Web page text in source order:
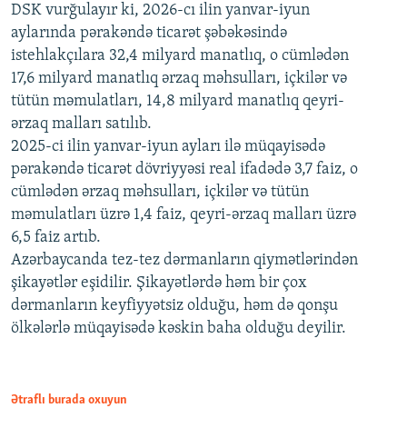
DSK vurğulayır ki, 2026-cı ilin yanvar-iyun
aylarında pərakəndə ticarət şəbəkəsində
istehlakçılara 32,4 milyard manatlıq, o cümlədən
17,6 milyard manatlıq ərzaq məhsulları, içkilər və
tütün məmulatları, 14,8 milyard manatlıq qeyri-
ərzaq malları satılıb.
2025-ci ilin yanvar-iyun ayları ilə müqayisədə
pərakəndə ticarət dövriyyəsi real ifadədə 3,7 faiz, o
cümlədən ərzaq məhsulları, içkilər və tütün
məmulatları üzrə 1,4 faiz, qeyri-ərzaq malları üzrə
6,5 faiz artıb.
Azərbaycanda tez-tez dərmanların qiymətlərindən
şikayətlər eşidilir. Şikayətlərdə həm bir çox
dərmanların keyfiyyətsiz olduğu, həm də qonşu
ölkələrlə müqayisədə kəskin baha olduğu deyilir.
Ətraflı burada oxuyun